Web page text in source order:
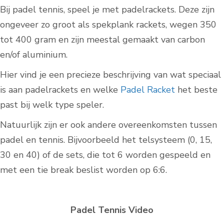
Bij padel tennis, speel je met padelrackets. Deze zijn
ongeveer zo groot als spekplank rackets, wegen 350
tot 400 gram en zijn meestal gemaakt van carbon
en/of aluminium.
Hier vind je een precieze beschrijving van wat speciaal
is aan padelrackets en welke Padel Racket het beste
past bij welk type speler.
Natuurlijk zijn er ook andere overeenkomsten tussen
padel en tennis. Bijvoorbeeld het telsysteem (0, 15,
30 en 40) of de sets, die tot 6 worden gespeeld en
met een tie break beslist worden op 6:6.
Padel Tennis Video